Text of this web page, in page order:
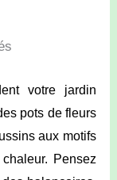
votre jardin
pots de fleurs
aux motifs
Pensez